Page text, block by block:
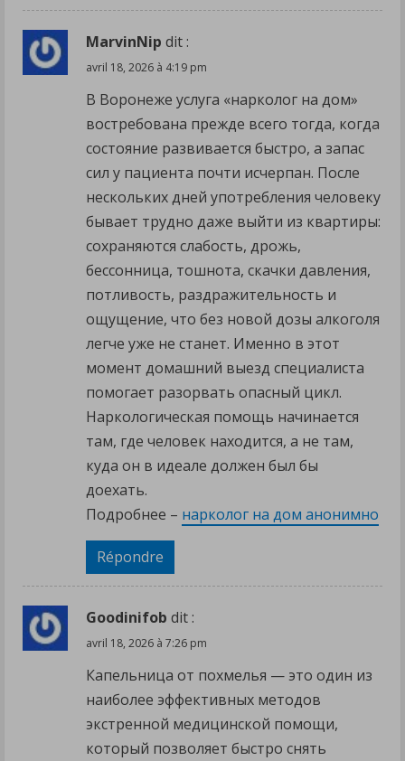
MarvinNip dit :
avril 18, 2026 à 4:19 pm
В Воронеже услуга «нарколог на дом»
востребована прежде всего тогда, когда
состояние развивается быстро, а запас
сил у пациента почти исчерпан. После
нескольких дней употребления человеку
бывает трудно даже выйти из квартиры:
сохраняются слабость, дрожь,
бессонница, тошнота, скачки давления,
потливость, раздражительность и
ощущение, что без новой дозы алкоголя
легче уже не станет. Именно в этот
момент домашний выезд специалиста
помогает разорвать опасный цикл.
Наркологическая помощь начинается
там, где человек находится, а не там,
куда он в идеале должен был бы
доехать.
Подробнее – нарколог на дом анонимно
Répondre
Goodinifob dit :
avril 18, 2026 à 7:26 pm
Капельница от похмелья — это один из
наиболее эффективных методов
экстренной медицинской помощи,
который позволяет быстро снять